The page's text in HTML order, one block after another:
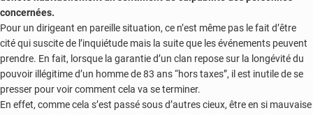
concernées.
Pour un dirigeant en pareille situation, ce n’est même pas le fait d’être
cité qui suscite de l’inquiétude mais la suite que les événements peuvent
prendre. En fait, lorsque la garantie d’un clan repose sur la longévité du
pouvoir illégitime d’un homme de 83 ans “hors taxes”, il est inutile de se
presser pour voir comment cela va se terminer.
En effet, comme cela s’est passé sous d’autres cieux, être en si mauvaise